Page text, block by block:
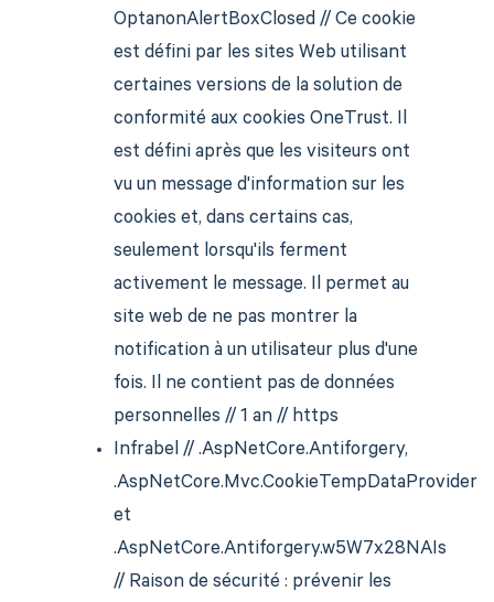
OptanonAlertBoxClosed // Ce cookie
est défini par les sites Web utilisant
certaines versions de la solution de
conformité aux cookies OneTrust. Il
est défini après que les visiteurs ont
vu un message d'information sur les
cookies et, dans certains cas,
seulement lorsqu'ils ferment
activement le message. Il permet au
site web de ne pas montrer la
notification à un utilisateur plus d'une
fois. Il ne contient pas de données
personnelles // 1 an // https
Infrabel // .AspNetCore.Antiforgery,
.AspNetCore.Mvc.CookieTempDataProvider
et
.AspNetCore.Antiforgery.w5W7x28NAIs
// Raison de sécurité : prévenir les